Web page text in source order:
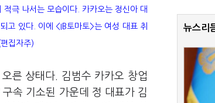
극 나서는 모습이다. 카카오는 정신아 대
고 있다. 이에 <IB토마토>는 여성 대표 취
집자주)
른 상태다. 김범수 카카오 창업
속 기소된 가운데 정 대표가 김
뉴스리